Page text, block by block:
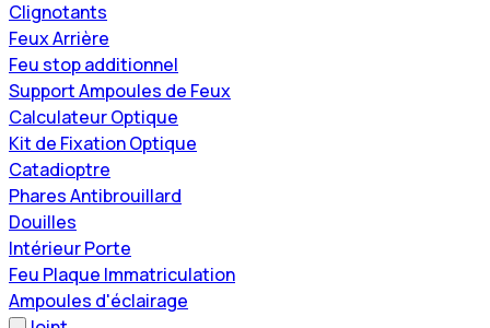
Clignotants
Feux Arrière
Feu stop additionnel
Support Ampoules de Feux
Calculateur Optique
Kit de Fixation Optique
Catadioptre
Phares Antibrouillard
Douilles
Intérieur Porte
Feu Plaque Immatriculation
Ampoules d'éclairage